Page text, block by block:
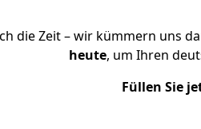
die Zeit – wir kümmern uns
heute, um Ihren
Füllen Sie